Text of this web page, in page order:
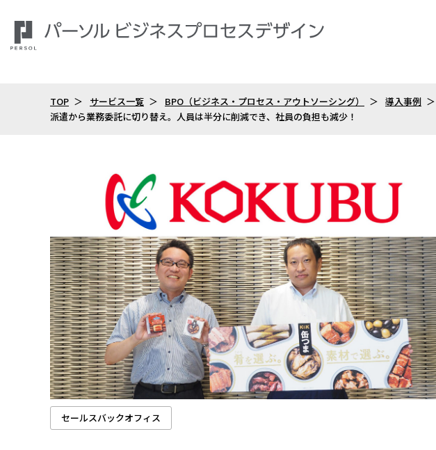
TOP サービス一覧 BPO（ビジネス・プロセス・アウトソーシング） 導入事例
派遣から業務委託に切り替え。人員は半分に削減でき、社員の負担も減少！
セールスバックオフィス